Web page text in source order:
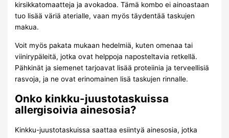
kirsikkatomaatteja ja avokadoa. Tämä kombo ei ainoastaan
tuo lisää väriä aterialle, vaan myös täydentää taskujen
makua.
Voit myös pakata mukaan hedelmiä, kuten omenaa tai
viinirypäleitä, jotka ovat helppoja naposteltavia retkellä.
Pähkinät ja siemenet tarjoavat lisää proteiinia ja terveellisiä
rasvoja, ja ne ovat erinomainen lisä taskujen rinnalle.
Onko kinkku-juustotaskuissa
allergisoivia ainesosia?
Kinkku-juustotaskuissa saattaa esiintyä ainesosia, jotka